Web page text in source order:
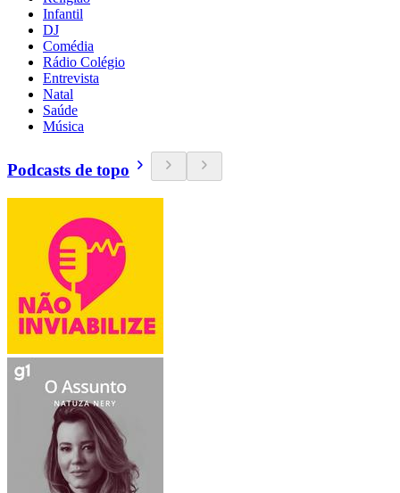
Infantil
DJ
Comédia
Rádio Colégio
Entrevista
Natal
Saúde
Música
Podcasts de topo